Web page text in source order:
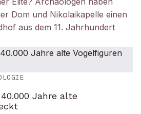
Dom und Nikolaikapelle einen
aus dem 11. Jahrhundert
Jahre alte